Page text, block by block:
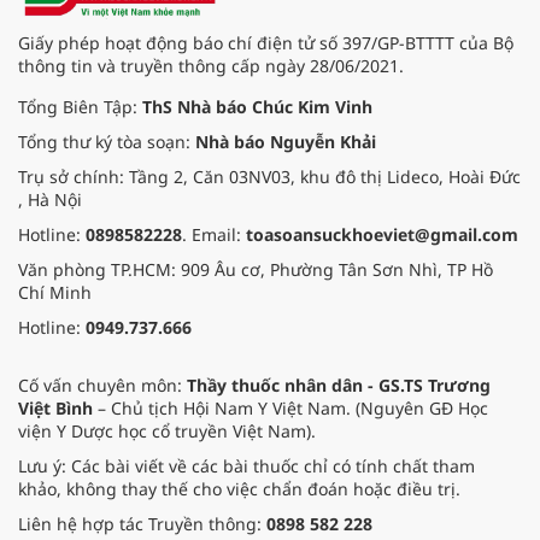
Giấy phép hoạt động báo chí điện tử số 397/GP-BTTTT của Bộ
thông tin và truyền thông cấp ngày 28/06/2021.
Tổng Biên Tập: ThS Nhà báo Chúc Kim Vinh
Tổng thư ký tòa soạn: Nhà báo Nguyễn Khải
Trụ sở chính: Tầng 2, Căn 03NV03, khu đô thị Lideco, Hoài Đức
, Hà Nội
Hotline: 0898582228. Email: toasoansuckhoeviet@gmail.com
Văn phòng TP.HCM: 909 Âu cơ, Phường Tân Sơn Nhì, TP Hồ
Chí Minh
Hotline: 0949.737.666
Cố vấn chuyên môn: Thầy thuốc nhân dân - GS.TS Trương
Việt Bình – Chủ tịch Hội Nam Y Việt Nam. (Nguyên GĐ Học
viện Y Dược học cổ truyền Việt Nam).
Lưu ý: Các bài viết về các bài thuốc chỉ có tính chất tham
khảo, không thay thế cho việc chẩn đoán hoặc điều trị.
Liên hệ hợp tác Truyền thông: 0898 582 228